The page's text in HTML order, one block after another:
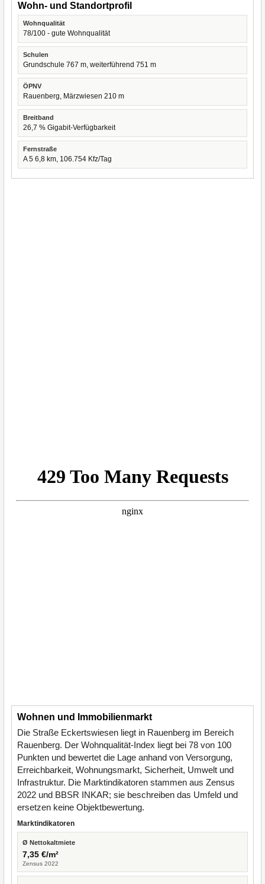
Wohn- und Standortprofil
Wohnqualität
78/100 - gute Wohnqualität
Schulen
Grundschule 767 m, weiterführend 751 m
ÖPNV
Rauenberg, Märzwiesen 210 m
Breitband
26,7 % Gigabit-Verfügbarkeit
Fernstraße
A 5 6,8 km, 106.754 Kfz/Tag
Wohnen und Immobilienmarkt
Die Straße Eckertswiesen liegt in Rauenberg im Bereich
Rauenberg. Der Wohnqualität-Index liegt bei 78 von 100
Punkten und bewertet die Lage anhand von Versorgung,
Erreichbarkeit, Wohnungsmarkt, Sicherheit, Umwelt und
Infrastruktur. Die Marktindikatoren stammen aus Zensus
2022 und BBSR INKAR; sie beschreiben das Umfeld und
ersetzen keine Objektbewertung.
Marktindikatoren
Ø Nettokaltmiete
7,35 €/m²
Zensus 2022